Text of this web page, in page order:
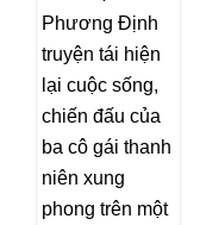
Phương Định
truyện tái hiện
lại cuộc sống,
chiến đấu của
ba cô gái thanh
niên xung
phong trên một